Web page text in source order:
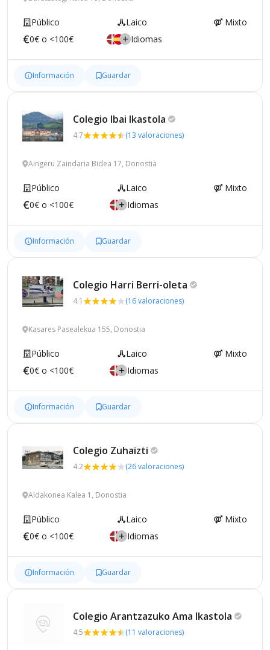
Público Laico
Mixto
0€ o <100€
Idiomas
Información Guardar
Colegio Ibai Ikastola
4.7 (13 valoraciones)
Aingeru Zaindaria Bidea 17, Donostia
Público Laico
Mixto
0€ o <100€
Idiomas
Información Guardar
Colegio Harri Berri-oleta
4.1 (16 valoraciones)
Kasares Pasealekua 155, Donostia
Público Laico
Mixto
0€ o <100€
Idiomas
Información Guardar
Colegio Zuhaizti
4.2 (26 valoraciones)
Aldakonea Kalea 1, Donostia
Público Laico
Mixto
0€ o <100€
Idiomas
Información Guardar
Colegio Arantzazuko Ama Ikastola
4.5 (11 valoraciones)